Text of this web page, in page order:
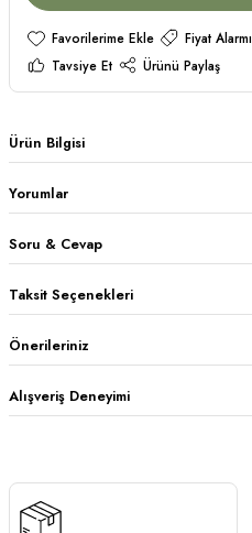
Fiyat Alarmı
Tavsiye Et
Ürünü Paylaş
Ürün Bilgisi
Yorumlar
Soru & Cevap
Taksit Seçenekleri
Önerileriniz
Alışveriş Deneyimi